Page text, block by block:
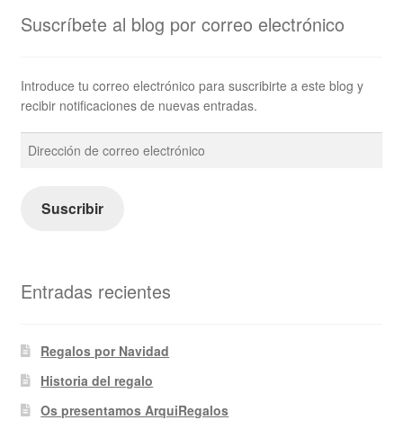
Suscríbete al blog por correo electrónico
Introduce tu correo electrónico para suscribirte a este blog y
recibir notificaciones de nuevas entradas.
Dirección
de
electrónico
Suscribir
Entradas recientes
Regalos por Navidad
Historia del regalo
Os presentamos ArquiRegalos